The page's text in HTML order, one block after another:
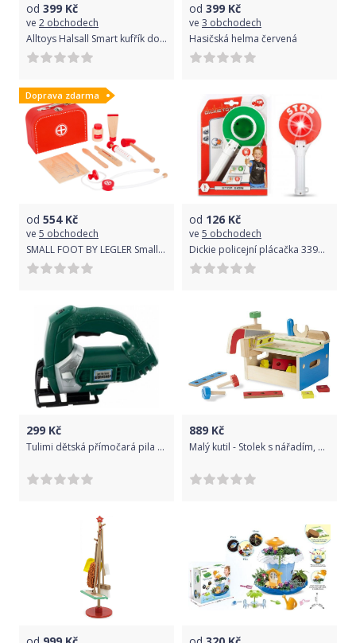
od 399 Kč
ve 2 obchodech
Alltoys Halsall Smart kufřík doktor
od 399 Kč
ve 3 obchodech
Hasičská helma červená
Doprava zdarma
od 554Kč
ve 5 obchodech
SMALL FOOT BY LEGLER Small Foot Lékařský kufřík
od 126 Kč
ve 5 obchodech
Dickie policejní plácačka 3393045
299 Kč
Tulimi dětská přímočará pila na baterie - zelená
889 Kč
Malý kutil - Stolek s nářadím, 31 dílků (M&D)